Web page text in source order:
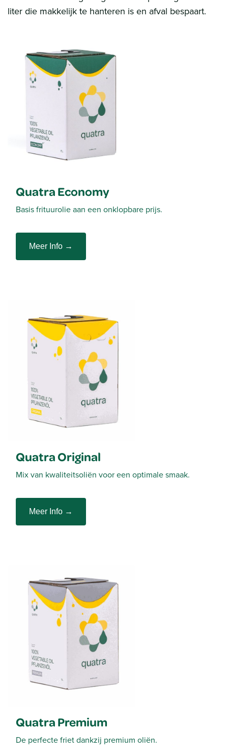
liter die makkelijk te hanteren is en afval bespaart.
Quatra Economy
Basis frituurolie aan een onklopbare prijs.
Meer Info →
Quatra Original
Mix van kwaliteitsoliën voor een optimale smaak.
Meer Info →
Quatra Premium
De perfecte friet dankzij premium oliën.